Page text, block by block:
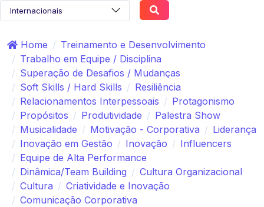
Home
Treinamento e Desenvolvimento
Trabalho em Equipe / Disciplina
Superação de Desafios / Mudanças
Soft Skills / Hard Skills
Resiliência
Relacionamentos Interpessoais
Protagonismo
Propósitos
Produtividade
Palestra Show
Musicalidade
Motivação - Corporativa
Liderança
Inovação em Gestão
Inovação
Influencers
Equipe de Alta Performance
Dinâmica/Team Building
Cultura Organizacional
Cultura
Criatividade e Inovação
Comunicação Corporativa